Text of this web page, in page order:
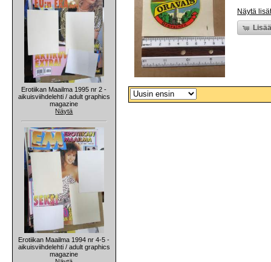
Erotiikan Maailma 1995 nr 2 -
aikuisviihdelehti / adult graphics
magazine
Näytä
Erotiikan Maailma 1994 nr 4-5 -
aikuisviihdelehti / adult graphics
magazine
Näytä